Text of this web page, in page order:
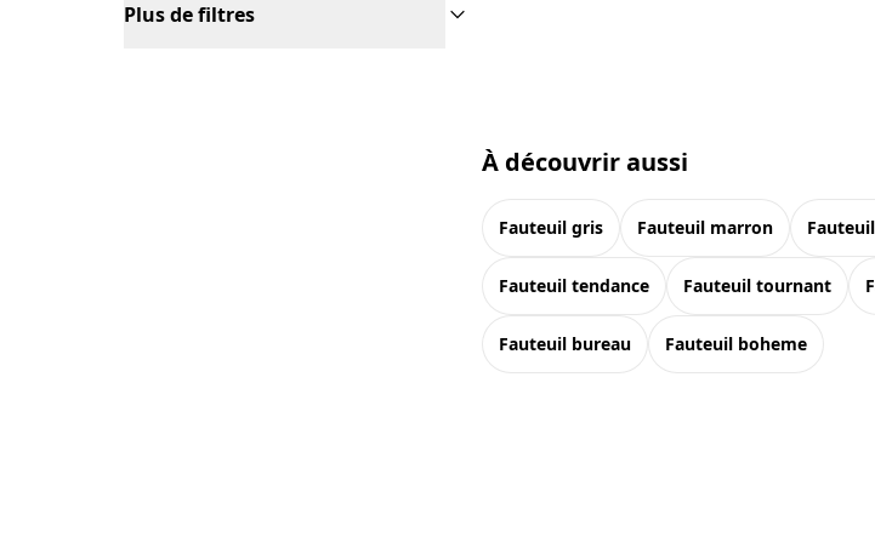
Plus de filtres
À découvrir aussi
fauteuil gris fauteuil marron
fauteuil tendance fauteuil tournant
fauteuil bureau fauteuil boheme